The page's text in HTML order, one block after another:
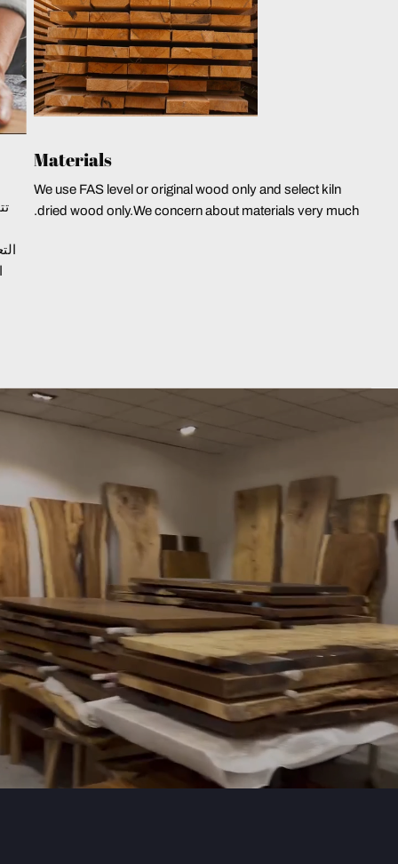
Materials
We use FAS level or original wood only and select kiln
dried wood only.We concern about materials very much.
SLABSTDUDIOHONGKONG
only
do
what
we
are
good
at